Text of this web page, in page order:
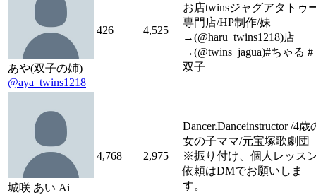
あや(双子の姉)
@aya_twins1218
426 4,525
お店twinsジャグアタトゥ
専門店/HP制作/妹
→(@haru_twins1218)店
→(@twins_jagua)#ちゃる #
双子
城咲 あい Ai
4,768 2,975
Dancer.Danceinstructor /4歳
女の子ママ/元宝塚歌劇団
※振り付け、個人レッス
依頼はDMでお願いしま
す。